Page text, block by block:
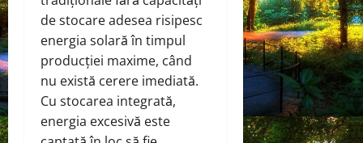
de stocare adesea risipesc
energia solară în timpul
producției maxime, când
nu există cerere imediată.
Cu stocarea integrată,
energia excesivă este